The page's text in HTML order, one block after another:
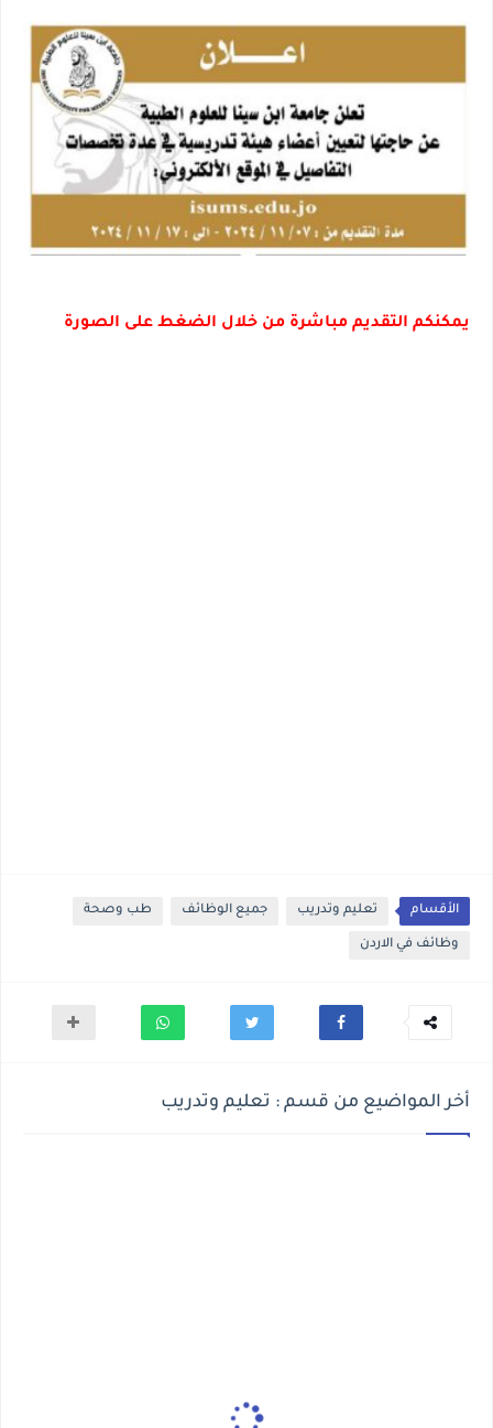
يمكنكم التقديم مباشرة من خلال الضغط على الصورة
الأقسام تعليم وتدريب جميع الوظائف طب وصحة
وظائف في الاردن
أخر المواضيع من قسم : تعليم وتدريب